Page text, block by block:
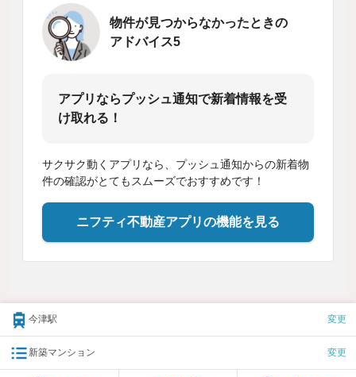
物件が見つからなかったときの
アドバイス5
アプリならプッシュ通知で新着情報を受
け取れる！
サクサク動くアプリなら、プッシュ通知からの新着物
件の確認がとてもスムーズでおすすめです！
ニフティ不動産アプリの機能を見る
今津駅 変更
新築マンション 変更